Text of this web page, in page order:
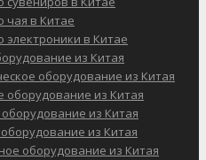
чая в Китае
электроники в Китае
из Китая
оборудование из Китая
оборудование из Китая
из Китая
из Китая
оборудование из Китая